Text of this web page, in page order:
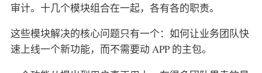
审计。十几个模块组合在一起，各有各的职责。
这些模块解决的核心问题只有一个：如何让业务团队快
速上线一个新功能，而不需要动 APP 的主包。